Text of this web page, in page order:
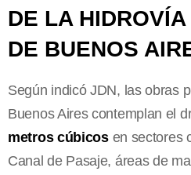
DE LA
DE BUENOS
Según indicó JDN, las obras
Buenos Aires contemplan el
metros cúbicosen sectores
Canal de Pasaje, áreas de